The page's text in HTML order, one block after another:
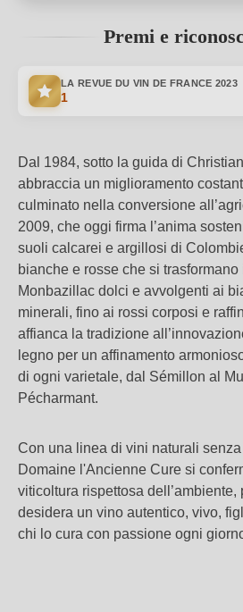
Premi e
LA REVUE DU VIN DE FRANCE 2023
1
Dal 1984, sotto la guida di
abbraccia un miglioramento
culminato nella conversione
2009, che oggi firma l’anima
suoli calcarei e argillosi di
bianche e rosse che si
Monbazillac dolci e avvolgenti ai
minerali, fino ai rossi corposi e
affianca la tradizione
legno per un affinamento
di ogni varietale, dal Sémillon al
Pécharmant.
Con una linea di vini naturali senza
Domaine l'Ancienne Cure si
viticoltura rispettosa dell’ambiente,
desidera un vino autentico, vivo,
chi lo cura con passione ogni